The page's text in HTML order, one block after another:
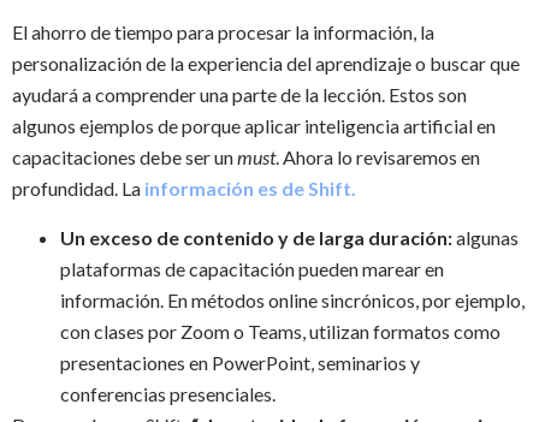
El ahorro de tiempo para procesar la información, la
personalización de la experiencia del aprendizaje o buscar que
ayudará a comprender una parte de la lección. Estos son
algunos ejemplos de porque aplicar inteligencia artificial en
capacitaciones debe ser unmust. Ahora lo revisaremos en
profundidad. La información es de Shift.
Un exceso de contenido y de larga duración:algunas
plataformas de capacitación pueden marear en
información. En métodos online sincrónicos, por ejemplo,
con clases por Zoom o Teams, utilizan formatos como
presentaciones en PowerPoint, seminarios y
conferencias presenciales.